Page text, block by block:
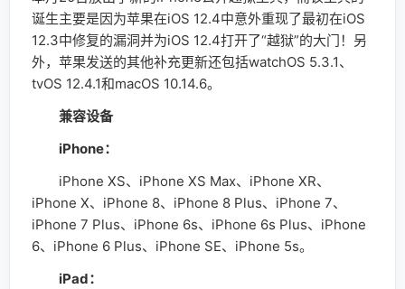
诞生主要是因为苹果在iOS 12.4中意外重现了最初在iOS
12.3中修复的漏洞并为iOS 12.4打开了“越狱”的大门！另
外，苹果发送的其他补充更新还包括watchOS 5.3.1、
tvOS 12.4.1和macOS 10.14.6。
兼容设备
iPhone：
iPhone XS、iPhone XS Max、iPhone XR、
iPhone X、iPhone 8、iPhone 8 Plus、iPhone 7、
iPhone 7 Plus、iPhone 6s、iPhone 6s Plus、iPhone
6、iPhone 6 Plus、iPhone SE、iPhone 5s。
iPad：